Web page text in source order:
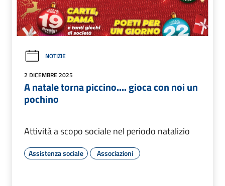
NOTIZIE
2 DICEMBRE 2025
A natale torna piccino.... gioca con noi un
pochino
Attività a scopo sociale nel periodo natalizio
Assistenza sociale Associazioni